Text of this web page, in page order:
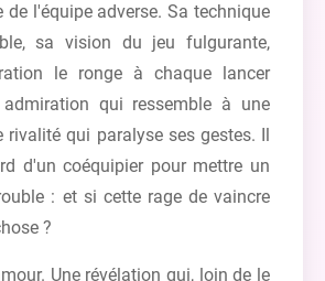
de l'équipe adverse. Sa technique
sa vision du jeu fulgurante,
le ronge à chaque lancer
admiration qui ressemble à une
rivalité qui paralyse ses gestes. Il
d'un coéquipier pour mettre un
: et si cette rage de vaincre
?
Une révélation qui, loin de le